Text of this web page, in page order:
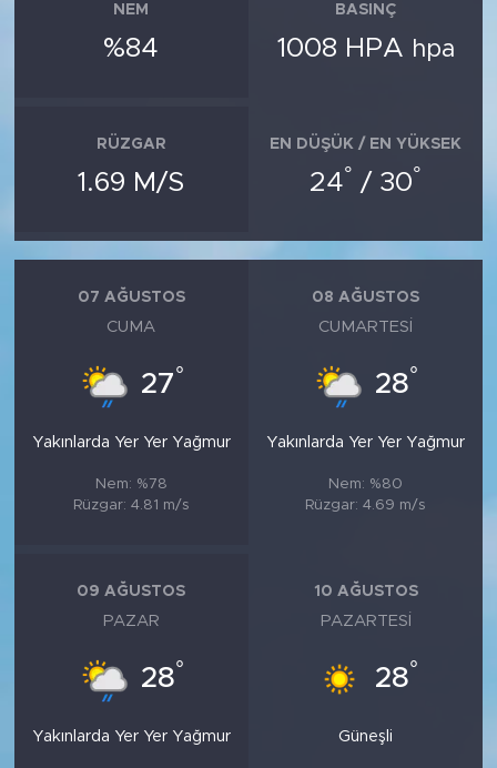
NEM
%84
BASINÇ
1008 HPA hpa
RÜZGAR
1.69 M/S
EN DÜŞÜK / EN YÜKSEK
24° / 30°
07 AĞUSTOS
CUMA
27°
Yakınlarda Yer Yer Yağmur
Nem: %78
Rüzgar: 4.81 m/s
08 AĞUSTOS
CUMARTESI
28°
Yakınlarda Yer Yer Yağmur
Nem: %80
Rüzgar: 4.69 m/s
09 AĞUSTOS
PAZAR
28°
Yakınlarda Yer Yer Yağmur
10 AĞUSTOS
PAZARTESI
28°
Güneşli